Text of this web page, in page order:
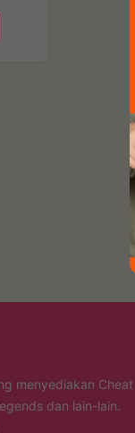
menyediakan Cheat
dan lain-lain.